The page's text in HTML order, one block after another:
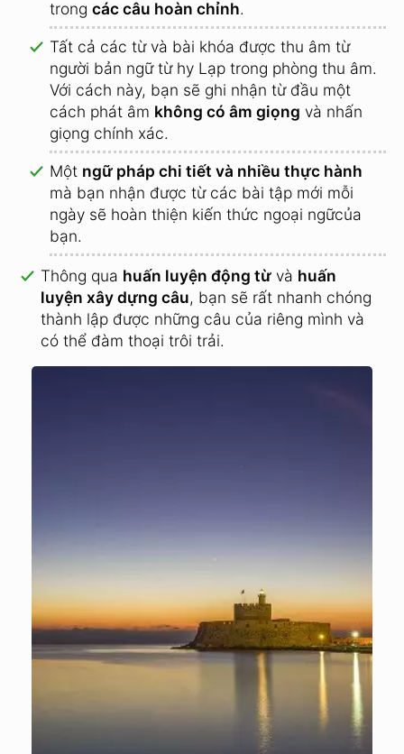
trong các câu hoàn chỉnh.
Tất cả các từ và bài khóa được thu âm từ
người bản ngữ từ hy Lạp trong phòng thu âm.
Với cách này, bạn sẽ ghi nhận từ đầu một
cách phát âm không có âm giọng và nhấn
giọng chính xác.
Một ngữ pháp chi tiết và nhiều thực hành
mà bạn nhận được từ các bài tập mới mỗi
ngày sẽ hoàn thiện kiến thức ngoại ngữcủa
bạn.
Thông qua huấn luyện động từ và huấn
luyện xây dựng câu, bạn sẽ rất nhanh chóng
thành lập được những câu của riêng mình và
có thể đàm thoại trôi trải.